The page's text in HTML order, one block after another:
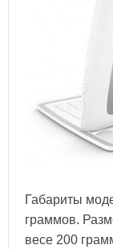
Габариты
граммов.
весе 200